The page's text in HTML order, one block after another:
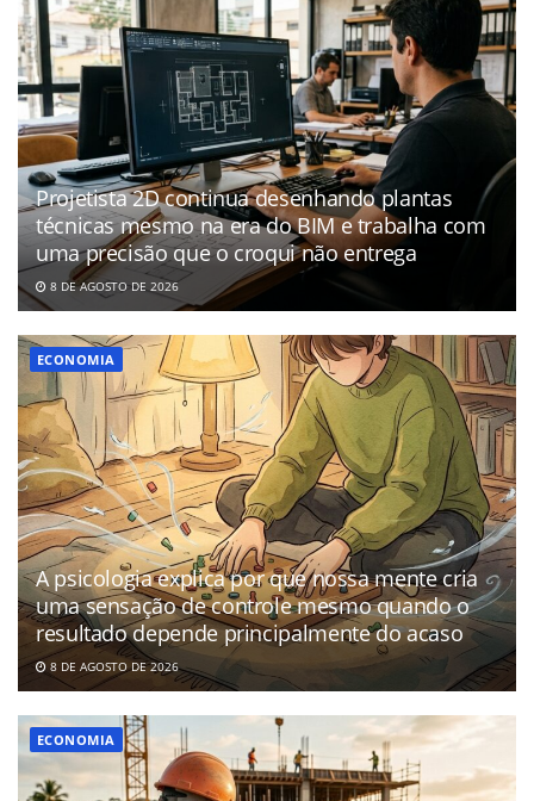
Projetista 2D continua desenhando plantas
técnicas mesmo na era do BIM e trabalha com
uma precisão que o croqui não entrega
8 DE AGOSTO DE 2026
ECONOMIA
A psicologia explica por que nossa mente cria
uma sensação de controle mesmo quando o
resultado depende principalmente do acaso
8 DE AGOSTO DE 2026
ECONOMIA